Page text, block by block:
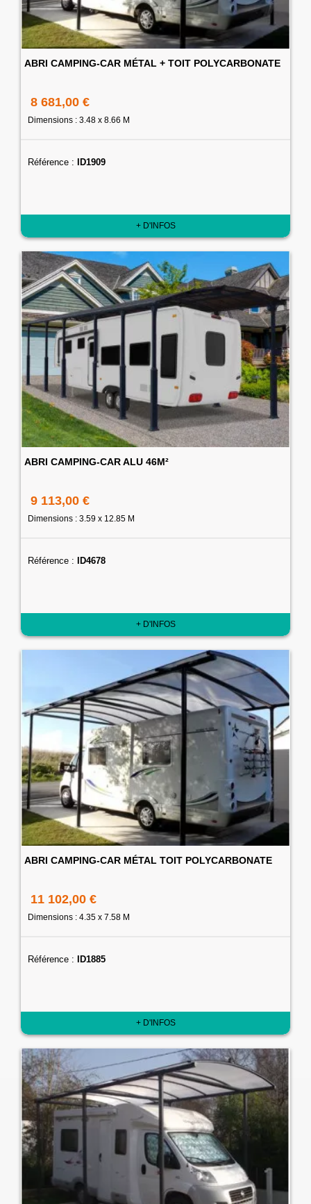
ABRI CAMPING-CAR MÉTAL + TOIT POLYCARBONATE
8 681,00 €
Dimensions : 3.48 x 8.66 M
Référence : ID1909
+ D'INFOS
ABRI CAMPING-CAR ALU 46M²
9 113,00 €
Dimensions : 3.59 x 12.85 M
Référence : ID4678
+ D'INFOS
ABRI CAMPING-CAR MÉTAL TOIT POLYCARBONATE
11 102,00 €
Dimensions : 4.35 x 7.58 M
Référence : ID1885
+ D'INFOS